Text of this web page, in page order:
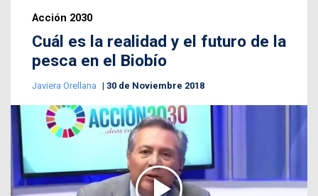
Acción 2030
Cuál es la realidad y el futuro de la
pesca en el Biobío
Javiera Orellana 30 de Noviembre 2018